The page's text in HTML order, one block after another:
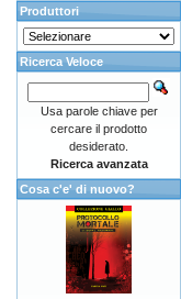
Produttori
Ricerca Veloce
Usa parole chiave per
cercare il prodotto
desiderato.
Ricerca avanzata
Cosa c'e' di nuovo?